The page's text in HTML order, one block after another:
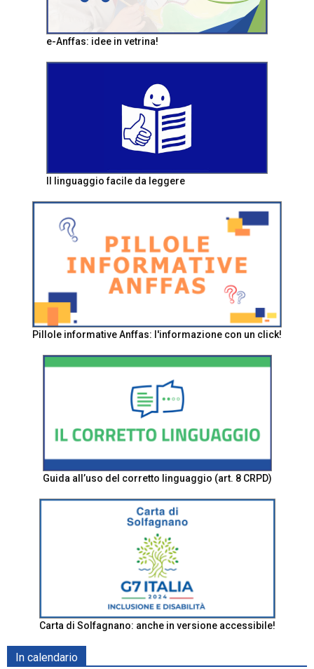
e-Anffas: idee in vetrina!
Il linguaggio facile da leggere
Pillole informative Anffas: l'informazione con un click!
Guida all’uso del corretto linguaggio (art. 8 CRPD)
Carta di Solfagnano: anche in versione accessibile!
In calendario